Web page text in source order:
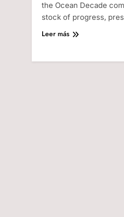
the Ocean Decade
stock of progress,
Leer más